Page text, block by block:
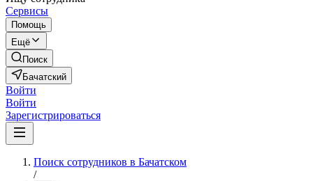
Сервисы
Помощь
Ещё
Поиск
Бачатский
Войти
Войти
Зарегистрироваться
Поиск сотрудников в Бачатском
/